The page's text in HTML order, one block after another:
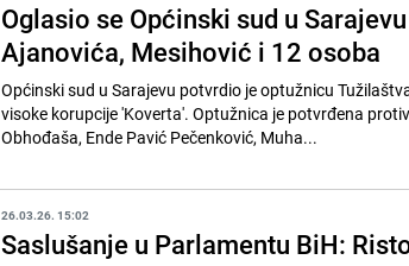
Oglasio se Općinski sud u
Ajanovića, Mesihović i 12 osoba
Općinski sud u Sarajevu potvrdio je optužnicu
visoke korupcije 'Koverta'. Optužnica je potvrđena
Obhođaša, Ende Pavić Pečenković, Muha...
26.03.26. 15:02
Saslušanje u Parlamentu BiH: